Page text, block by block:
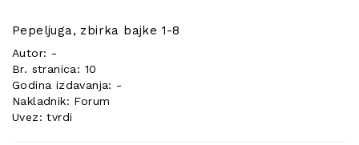
Pepeljuga, zbirka bajke 1-8
Autor: -
Br. stranica: 10
Godina izdavanja: -
Nakladnik: Forum
Uvez: tvrdi